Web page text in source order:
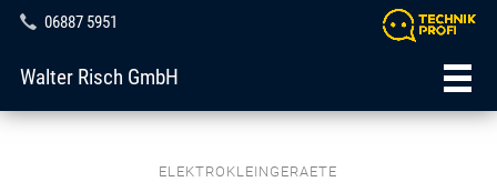
06887 5951
Walter Risch GmbH
ELEKTROKLEINGERAETE